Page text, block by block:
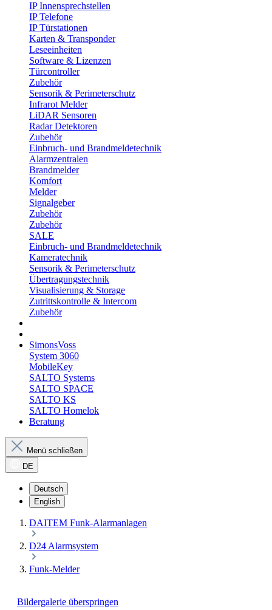
IP Innensprechstellen
IP Telefone
IP Türstationen
Karten & Transponder
Leseeinheiten
Software & Lizenzen
Türcontroller
Zubehör
Sensorik & Perimeterschutz
Infrarot Melder
LiDAR Sensoren
Radar Detektoren
Zubehör
Einbruch- und Brandmeldetechnik
Alarmzentralen
Brandmelder
Komfort
Melder
Signalgeber
Zubehör
Zubehör
SALE
Einbruch- und Brandmeldetechnik
Kameratechnik
Sensorik & Perimeterschutz
Übertragungstechnik
Visualisierung & Storage
Zutrittskontrolle & Intercom
Zubehör
SimonsVoss
System 3060
MobileKey
SALTO Systems
SALTO SPACE
SALTO KS
SALTO Homelok
Beratung
Menü schließen
DE
Deutsch
English
DAITEM Funk-Alarmanlagen
D24 Alarmsystem
Funk-Melder
Bildergalerie überspringen